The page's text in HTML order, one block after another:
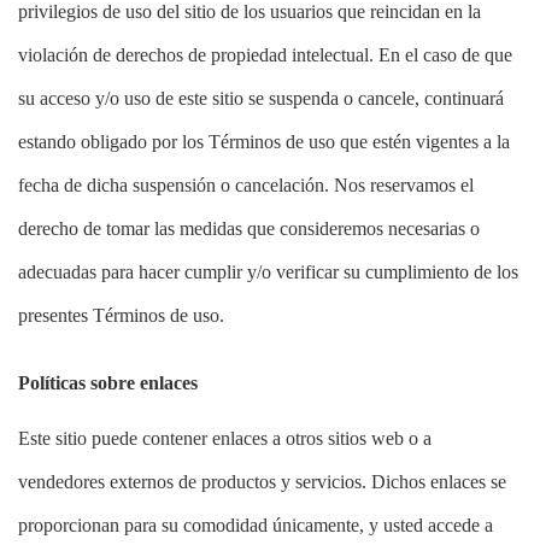
privilegios de uso del sitio de los usuarios que reincidan en la
violación de derechos de propiedad intelectual. En el caso de que
su acceso y/o uso de este sitio se suspenda o cancele, continuará
estando obligado por los Términos de uso que estén vigentes a la
fecha de dicha suspensión o cancelación. Nos reservamos el
derecho de tomar las medidas que consideremos necesarias o
adecuadas para hacer cumplir y/o verificar su cumplimiento de los
presentes Términos de uso.
Políticas sobre enlaces
Este sitio puede contener enlaces a otros sitios web o a
vendedores externos de productos y servicios. Dichos enlaces se
proporcionan para su comodidad únicamente, y usted accede a